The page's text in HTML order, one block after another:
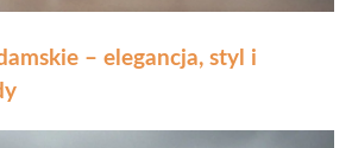
– elegancja, styl i